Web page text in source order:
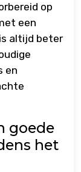
op
een
altijd beter
en
goede
het